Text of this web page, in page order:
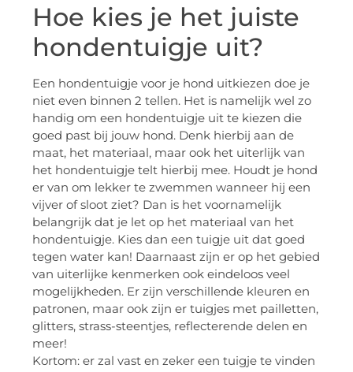
Hoe kies je het juiste
hondentuigje uit?
Een hondentuigje voor je hond uitkiezen doe je
niet even binnen 2 tellen. Het is namelijk wel zo
handig om een hondentuigje uit te kiezen die
goed past bij jouw hond. Denk hierbij aan de
maat, het materiaal, maar ook het uiterlijk van
het hondentuigje telt hierbij mee. Houdt je hond
er van om lekker te zwemmen wanneer hij een
vijver of sloot ziet? Dan is het voornamelijk
belangrijk dat je let op het materiaal van het
hondentuigje. Kies dan een tuigje uit dat goed
tegen water kan! Daarnaast zijn er op het gebied
van uiterlijke kenmerken ook eindeloos veel
mogelijkheden. Er zijn verschillende kleuren en
patronen, maar ook zijn er tuigjes met pailletten,
glitters, strass-steentjes, reflecterende delen en
meer!
Kortom: er zal vast en zeker een tuigje te vinden